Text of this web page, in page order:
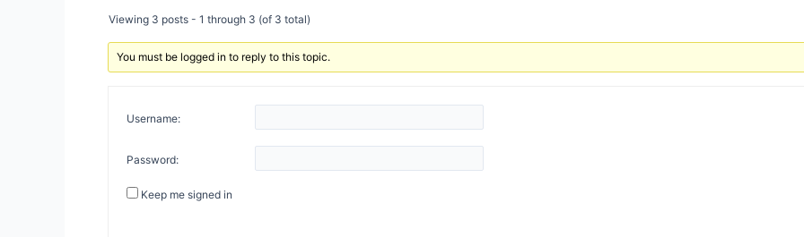
Viewing 3 posts - 1 through 3 (of 3 total)
You must be logged in to reply to this topic.
Username:
Password:
Keep me signed in